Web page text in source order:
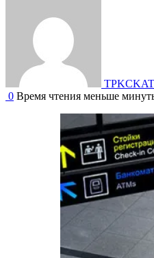
TPKCKAT
0 Время чтения меньше